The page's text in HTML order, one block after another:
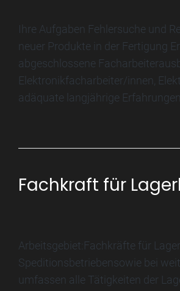
Ihre Aufgaben Fehlersuche und
neuer Produkte in der Fertigung
abgeschlossene
Elektronikfacharbeiter/innen,
adäquate langjährige
Fachkraft für
Arbeitsgebiet:Fachkräfte für
Speditionsbetriebensowie bei
umfassen alle Tätigkeiten der